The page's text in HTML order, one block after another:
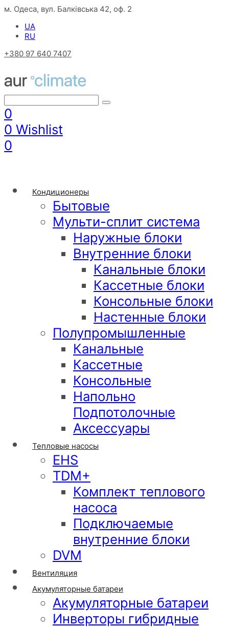
м. Одеса, вул. Балківська 42, оф. 2
UA
RU
+380 97 640 7407
0
0 Wishlist
0
Кондиционеры
Бытовые
Мульти-сплит система
Наружные блоки
Внутренние блоки
Канальные блоки
Кассетные блоки
Консольные блоки
Настенные блоки
Полупромышленные
Канальные
Кассетные
Консольные
Напольно
Подпотолочные
Аксессуары
Тепловые насосы
EHS
TDM+
Комплект теплового
насоса
Подключаемые
внутренние блоки
DVM
Вентиляция
Акумуляторные батареи
Акумуляторные батареи
Инверторы гибридные